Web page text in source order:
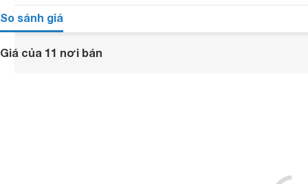
So sánh giá
Giá của 11 nơi bán